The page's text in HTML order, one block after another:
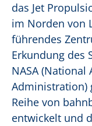
das Jet
im Norden von
führendes
Erkundung des
NASA (National
Administration)
Reihe von
entwickelt und